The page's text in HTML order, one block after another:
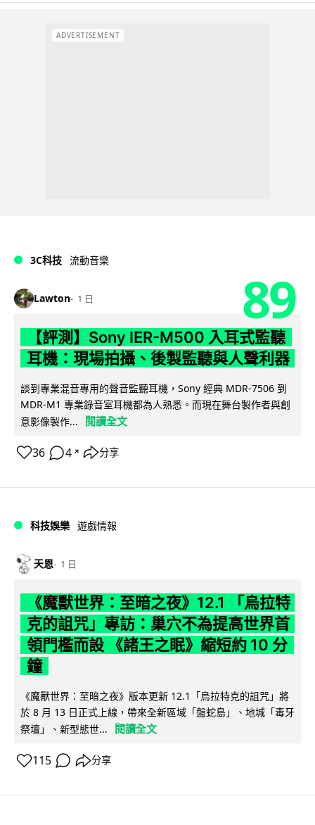
ADVERTISEMENT
3C科技 流動音樂
Lawton 1 日 89
【評測】Sony IER-M500 入耳式監聽
耳機：現場拍攝、後製監聽與人聲利器
談到專業混音專用的聲音監聽耳機，Sony 經典 MDR-7506 到
MDR-M1 專業錄音室耳機都為人熟悉。而現在舞台製作者與創
意影像製作...
閱讀全文
36 4 ↗ 分享
科技娛樂 遊戲情報
天恩 1 日
《魔獸世界：至暗之夜》12.1 「烏拉特
克的詛咒」專訪：巢穴不為提高世界首
領門檻而設 《諸王之眠》縮短約 10 分
鐘
《魔獸世界：至暗之夜》版本更新 12.1「烏拉特克的詛咒」將
於 8 月 13 日正式上線，帶來全新區域「盤蛇島」、地城「毒牙
祭壇」、新型態世...
閱讀全文
115 分享